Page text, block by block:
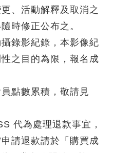
、活動解釋及取消之
時修正公布之。
錄影紀錄，本影像紀
之目的為限，報名成
點數累積，敬請見
代為處理退款事宜，
請退款請於「購買成